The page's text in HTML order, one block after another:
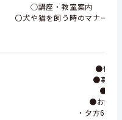
○講座・教室案内
〇犬や猫を飼う時のマナー
●催
●募
●健
●お知
・夕方6時